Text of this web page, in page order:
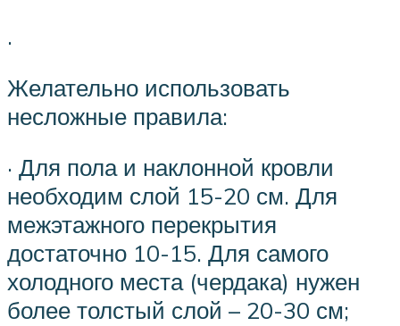
.
Желательно использовать
несложные правила:
· Для пола и наклонной кровли
необходим слой 15-20 см. Для
межэтажного перекрытия
достаточно 10-15. Для самого
холодного места (чердака) нужен
более толстый слой – 20-30 см;